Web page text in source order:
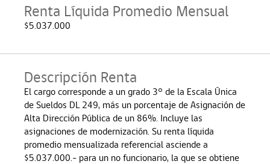
Renta Líquida Promedio Mensual
$5.037.000
Descripción Renta
El cargo corresponde a un grado 3° de la Escala Única
de Sueldos DL 249, más un porcentaje de Asignación de
Alta Dirección Pública de un 86%. Incluye las
asignaciones de modernización. Su renta líquida
promedio mensualizada referencial asciende a
$5.037.000.- para un no funcionario, la que se obtiene